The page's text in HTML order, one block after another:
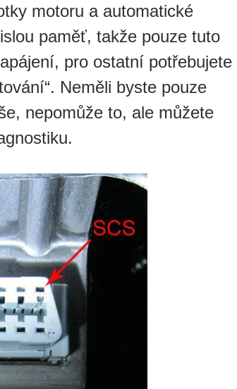
motoru a automatické
paměť, takže pouze tuto
pro ostatní potřebujete
Neměli byste pouze
nepomůže to, ale můžete